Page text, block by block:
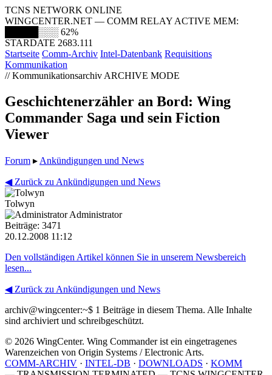
TCNS NETWORK ONLINE
WINGCENTER.NET — COMM RELAY ACTIVE MEM:
█████░░░ 62%
STARDATE 2683.111
Startseite Comm-Archiv Intel-Datenbank Requisitions
Kommunikation
// Kommunikationsarchiv ARCHIVE MODE
Geschichtenerzähler an Bord: Wing
Commander Saga und sein Fiction
Viewer
Forum ▸ Ankündigungen und News
◀ Zurück zu Ankündigungen und News
Tolwyn
Administrator
Beiträge: 3471
20.12.2008 11:12
Den vollständigen Artikel können Sie in unserem Newsbereich
lesen...
◀ Zurück zu Ankündigungen und News
archiv@wingcenter:~$ 1 Beiträge in diesem Thema. Alle Inhalte
sind archiviert und schreibgeschützt.
© 2026 WingCenter. Wing Commander ist ein eingetragenes
Warenzeichen von Origin Systems / Electronic Arts.
COMM-ARCHIV · INTEL-DB · DOWNLOADS · KOMM